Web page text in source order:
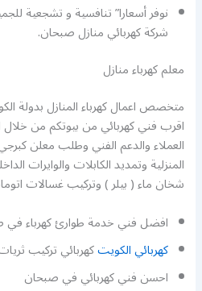
نوفر أسعارا” تنافسية و تشجعية
شركة كهربائي منازل صبحان.
معلم كهرباء منازل
متخصص اعمال كهرباء المنازل بدولة
اقرب فني كهربائي من بيوتكم من
العملاء والدعم الفني وطلب معلن كبرجي
المنزلية وتمديد الكابلات والوايرات
شخان ماء ( بيلر ) وتركيب غسالات
افضل فني خدمة طوارئ كهرباء
كهربائي الكويتكهربائي تركيب
احسن فني كهربائي في صبحان